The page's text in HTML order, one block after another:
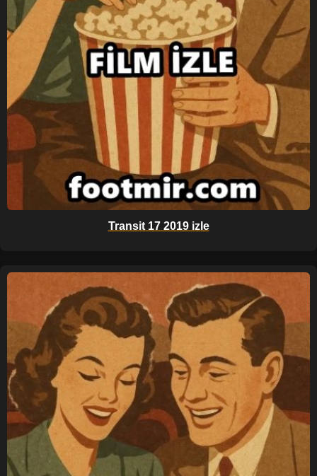
Transit 17 2019 izle